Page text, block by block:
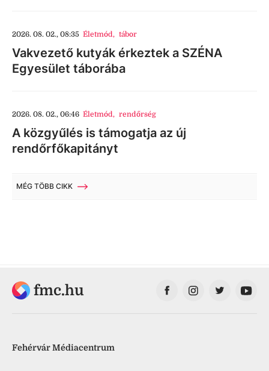
2026. 08. 02., 08:35 Életmód, tábor
Vakvezető kutyák érkeztek a SZÉNA
Egyesület táborába
2026. 08. 02., 06:46 Életmód, rendőrség
A közgyűlés is támogatja az új
rendőrfőkapitányt
MÉG TÖBB CIKK
fmc.hu
Fehérvár Médiacentrum